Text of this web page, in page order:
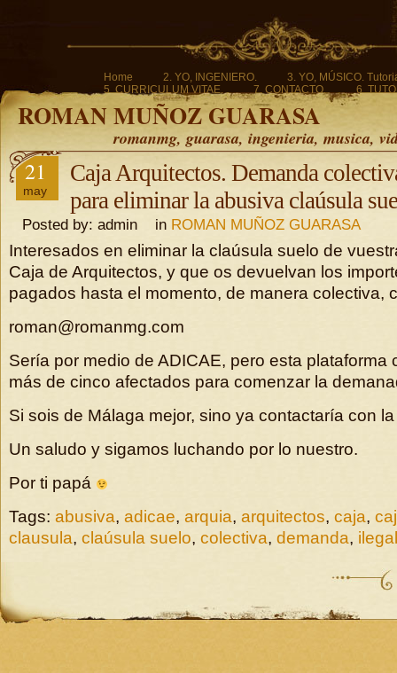
Home 2. YO, INGENIERO.
3. YO, MÚSICO.
5. CURRICULUM VITAE.
7. CONTACTO. 6.
ROMAN MUÑOZ GUARASA
romanmg, guarasa, ingenieria, musica,
21
may
Caja Arquitectos. Demanda
para eliminar la abusiva claúsula
Posted by: admin in ROMAN MUÑOZ GUARASA
Interesados en eliminar la claúsula suelo de
Caja de Arquitectos, y que os devuelvan los
pagados hasta el momento, de manera colectiva,
roman@romanmg.com
Sería por medio de ADICAE, pero esta plataforma
más de cinco afectados para comenzar la
Si sois de Málaga mejor, sino ya contactaría con
Un saludo y sigamos luchando por lo nuestro.
Por ti papá
Tags: abusiva, adicae, arquia, arquitectos, caja,
clausula, claúsula suelo, colectiva, demanda, ilegal